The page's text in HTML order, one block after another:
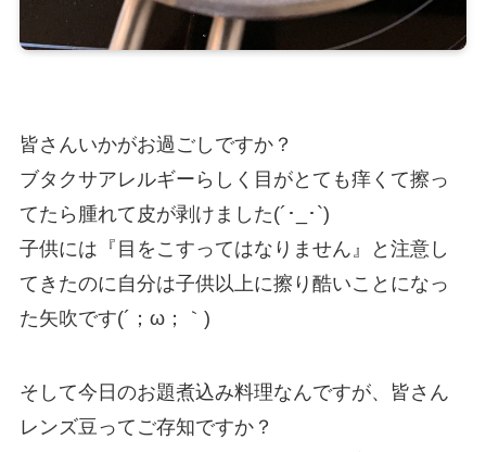
皆さんいかがお過ごしですか？
ブタクサアレルギーらしく目がとても痒くて擦っ
てたら腫れて皮が剥けました(´･_･`)
子供には『目をこすってはなりません』と注意し
てきたのに自分は子供以上に擦り酷いことになっ
た矢吹です(´；ω；｀)
そして今日のお題煮込み料理なんですが、皆さん
レンズ豆ってご存知ですか？